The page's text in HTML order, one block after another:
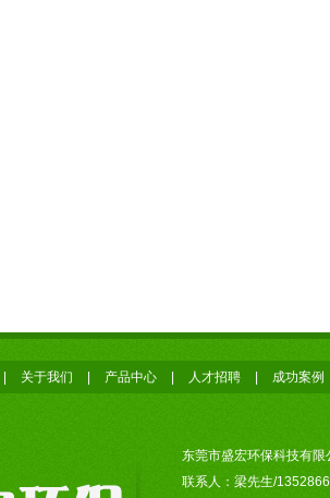
关于我们 产品中心 人才招聘 成功案例
东莞市盛宏环保科技有限
联系人：梁先生/